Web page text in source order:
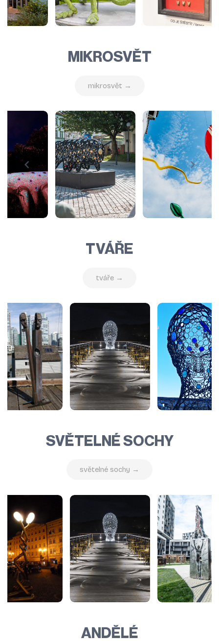
MIKROSVĚT
mikrosvět →
TVÁŘE
tváře →
SVĚTELNÉ SOCHY
světelné sochy →
ANDĚLÉ